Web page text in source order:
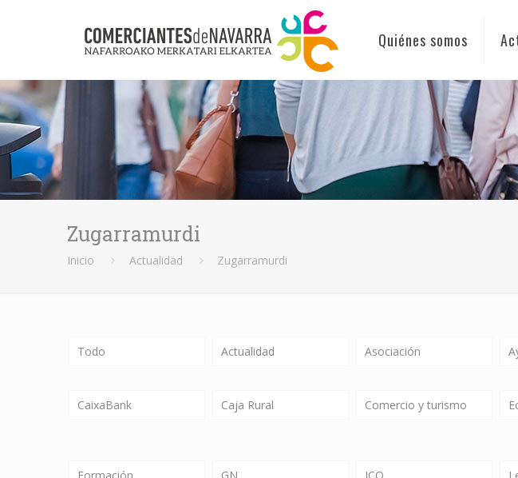
Quiénes somos
Zugarramurdi
Inicio Actualidad Zugarramurdi
Todo Actualidad Asociación
CaixaBank Caja Rural Comercio y turismo
Formación GN ICO